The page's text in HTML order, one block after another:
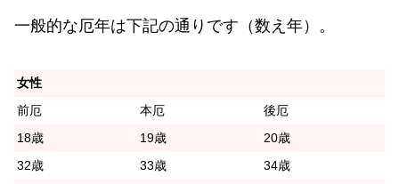
一般的な厄年は下記の通りです（数え年）。
女性
前厄
本厄
後厄
18歳
19歳
20歳
32歳
33歳
34歳